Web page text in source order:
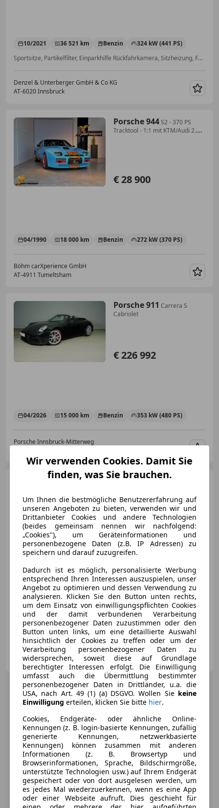
10/2021 36 521 km Benzin
324 kW (441 PS)
Sportsitze, Partikelfilter, Einparkhilfe Rückfahrkamera, Sitzheizung, Fahrerairbag, Apple CarPlay, Soundsystem, Beifahrerairbag
Denzel & Unterberger GmbH & Co KG
AT-6020 Innsbruck
Porsche 944S2 - 370 PS
Tracktool - 1:1 mit KTM/Audi 2.0
€ 28 900
04/1990 18 000 km Benzin 272 kW (370 PS)
Böhm carXperience GmbH
AT-4911 Tumeltsham
Porsche 911 Carrera S
Cabriolet
€ 226 992
04/2026 15 000 km Benzin 353 kW (480 PS)
Porsche Innsbruck-Mitterweg
Porsche Cayenne
€ 63 990
Neu 09/2021 123 000 km
Elektro/Benzin
340 kW (462 PS)
Lion Automobile AS GmbH
AT-6890 Lustenau
Wir verwenden Cookies. Damit Sie
finden, was Sie brauchen.
Um Ihnen die bestmögliche Benutzererfahrung auf
unseren Angeboten zu bieten, verwenden wir und
Drittanbieter Cookies und andere Technologien
(beides gemeinsam nennen wir nachfolgend:
„Cookies"), um Geräteinformationen und
personenbezogene Daten (z.B. IP Adressen) zu
speichern und darauf zuzugreifen.
Dadurch ist es möglich, personalisierte Werbung
entsprechend Ihren Interessen auszuspielen, unser
Angebot zu optimieren und dessen Verwendung zu
analysieren. Klicken Sie den Button unten rechts,
um dem Einsatz von einwilligungspflichten Cookies
und der damit verbundenen Verarbeitung
personenbezogener Daten zuzustimmen oder den
Button unten links, um eine detaillierte Auswahl
hinsichtlich der Cookies zu treffen oder um der
Verarbeitung personenbezogener Daten zu
widersprechen, soweit diese auf Grundlage
berechtigter Interessen erfolgt. Die Einwilligung
umfasst auch die Übermittlung bestimmter
personenbezogener Daten in Drittländer, u.a. die
USA, nach Art. 49 (1) (a) DSGVO. Wollen Sie keine
Einwilligung erteilen, klicken Sie bitte hier.
Cookies, Endgeräte- oder ähnliche Online-
Kennungen (z. B. login-basierte Kennungen, zufällig
generierte Kennungen, netzwerkbasierte
Kennungen) können zusammen mit anderen
Informationen (z. B. Browsertyp und
Browserinformationen, Sprache, Bildschirmgröße,
unterstützte Technologien usw.) auf Ihrem Endgerät
gespeichert oder von dort ausgelesen werden, um
es jedes Mal wiederzuerkennen, wenn es eine App
oder einer Webseite aufruft. Dies geschieht für